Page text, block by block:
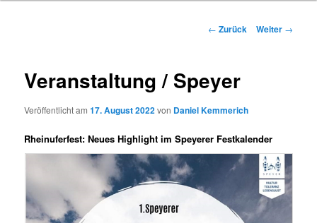
Beitrags-
← Zurück Weiter →
Veranstaltung / Speyer
Veröffentlicht am17. August 2022von Daniel Kemmerich
Rheinuferfest: Neues Highlight im Speyerer Festkalender